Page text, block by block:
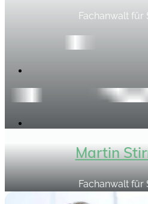
Fachanwalt für
Martin
Fachanwalt für